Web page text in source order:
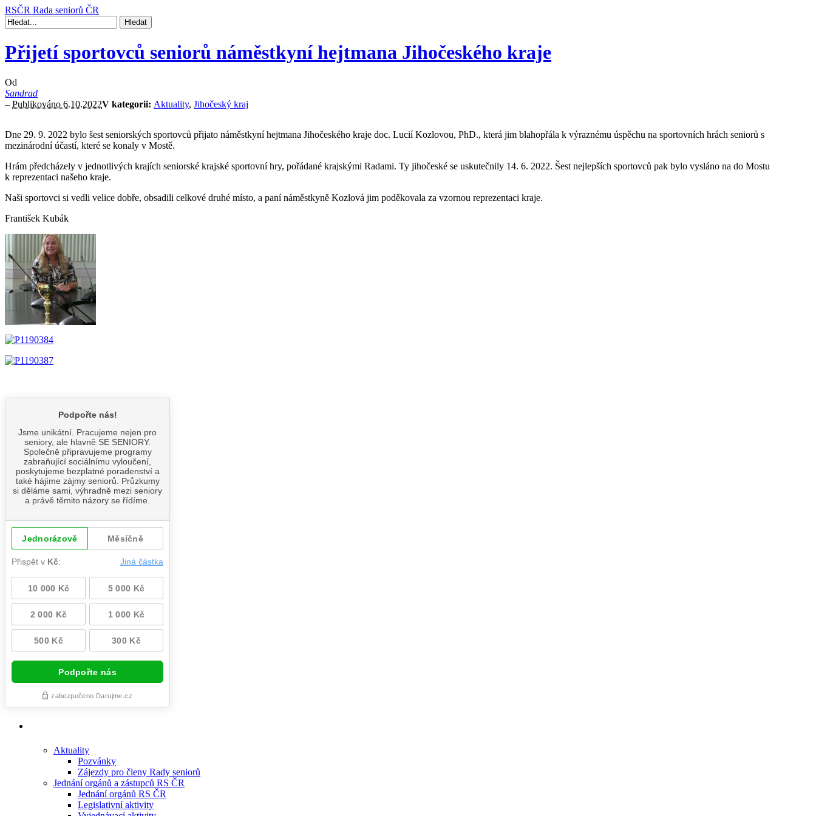
RSČR Rada seniorů ČR
Přijetí sportovců seniorů náměstkyní hejtmana Jihočeského kraje
Od
Sandrad
– Publikováno 6.10.2022V kategorii: Aktuality, Jihočeský kraj
Dne 29. 9. 2022 bylo šest seniorských sportovců přijato náměstkyní hejtmana Jihočeského kraje doc. Lucií Kozlovou, PhD., která jim blahopřála k výraznému úspěchu na sportovních hrách seniorů s
mezinárodní účastí, které se konaly v Mostě.
Hrám předcházely v jednotlivých krajích seniorské krajské sportovní hry, pořádané krajskými Radami. Ty jihočeské se uskutečnily 14. 6. 2022. Šest nejlepších sportovců pak bylo vysláno na do Mostu
k reprezentaci našeho kraje.
Naši sportovci si vedli velice dobře, obsadili celkové druhé místo, a paní náměstkyně Kozlová jim poděkovala za vzornou reprezentaci kraje.
František Kubák
Aktuality
Pozvánky
Zájezdy pro členy Rady seniorů
Jednání orgánů a zástupců RS ČR
Jednání orgánů RS ČR
Legislativní aktivity